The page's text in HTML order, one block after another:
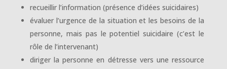
recueillir l’information (présence d’idées suicidaires)
évaluer l’urgence de la situation et les besoins de la
personne, mais pas le potentiel suicidaire (c’est le
rôle de l’intervenant)
diriger la personne en détresse vers une ressource